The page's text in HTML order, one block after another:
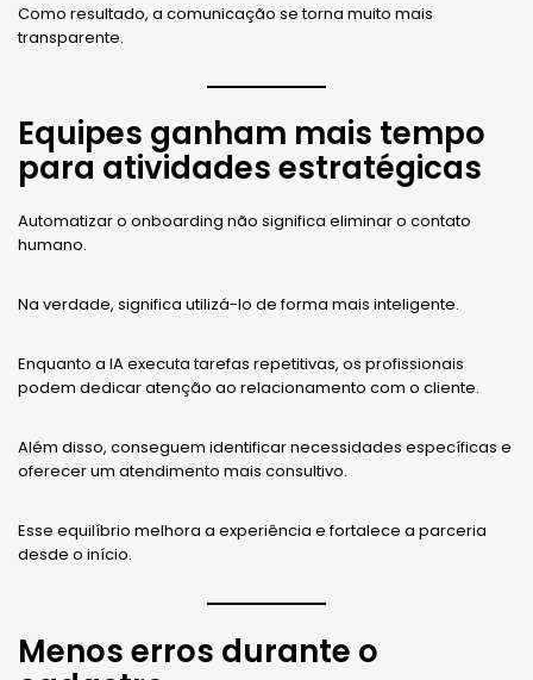
Como resultado, a comunicação se torna muito mais
transparente.
Equipes ganham mais tempo
para atividades estratégicas
Automatizar o onboarding não significa eliminar o contato
humano.
Na verdade, significa utilizá-lo de forma mais inteligente.
Enquanto a IA executa tarefas repetitivas, os profissionais
podem dedicar atenção ao relacionamento com o cliente.
Além disso, conseguem identificar necessidades específicas e
oferecer um atendimento mais consultivo.
Esse equilíbrio melhora a experiência e fortalece a parceria
desde o início.
Menos erros durante o